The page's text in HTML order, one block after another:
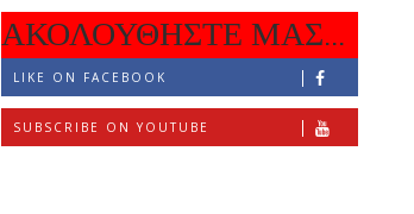
ΑΚΟΛΟΥΘΗΣΤΕ ΜΑΣ...
LIKE ON FACEBOOK
SUBSCRIBE ON YOUTUBE